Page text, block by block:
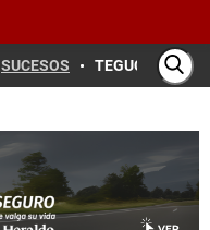
SUCESOS TEGUCIGALPA